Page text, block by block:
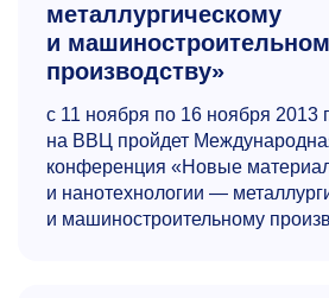
металлургическому
и
производству»
c 11 ноября по 16 ноября 2013
на ВВЦ пройдет
конференция «Новые
и нанотехнологии —
и машиностроительному